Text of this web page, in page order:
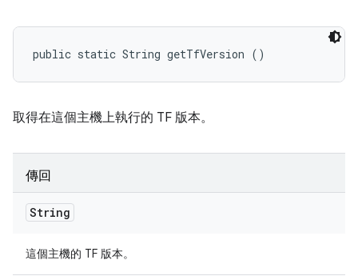
public static String getTfVersion ()
取得在這個主機上執行的 TF 版本。
傳回
String
這個主機的 TF 版本。